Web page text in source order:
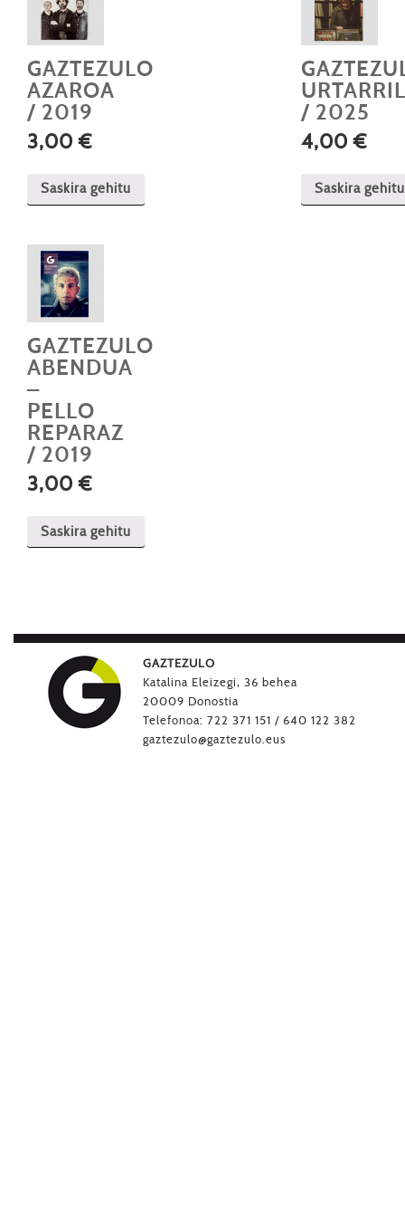
GAZTEZULO
AZAROA
/ 2019
3,00€
Saskira gehitu
/ 2025
4,00€
Saskira gehitu
GAZTEZULO
ABENDUA
–
PELLO
REPARAZ
/ 2019
3,00€
Saskira gehitu
GAZTEZULO
Katalina Eleizegi, 36 behea
20009 Donostia
Telefonoa: 722 371 151 / 640 122 382
gaztezulo@gaztezulo.eus